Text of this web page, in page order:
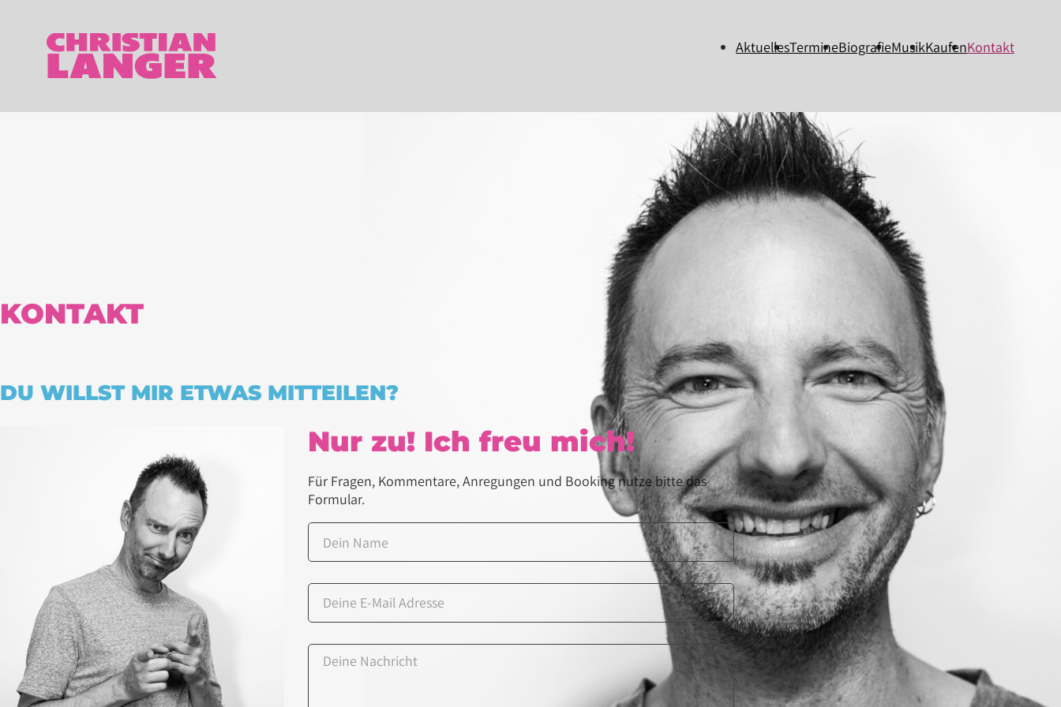
AktuellesTermineBiografieMusikKaufenKontakt
KONTAKT
DU WILLST MIR ETWAS MITTEILEN?
Nur zu! Ich freu mich!
Für Fragen, Kommentare, Anregungen und Booking nutze bitte das
Formular.